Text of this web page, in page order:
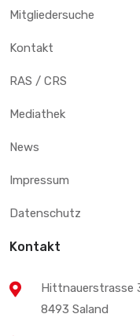
Mitgliedersuche
Kontakt
RAS / CRS
Mediathek
News
Impressum
Datenschutz
Kontakt
Hittnauerstrasse
8493 Saland